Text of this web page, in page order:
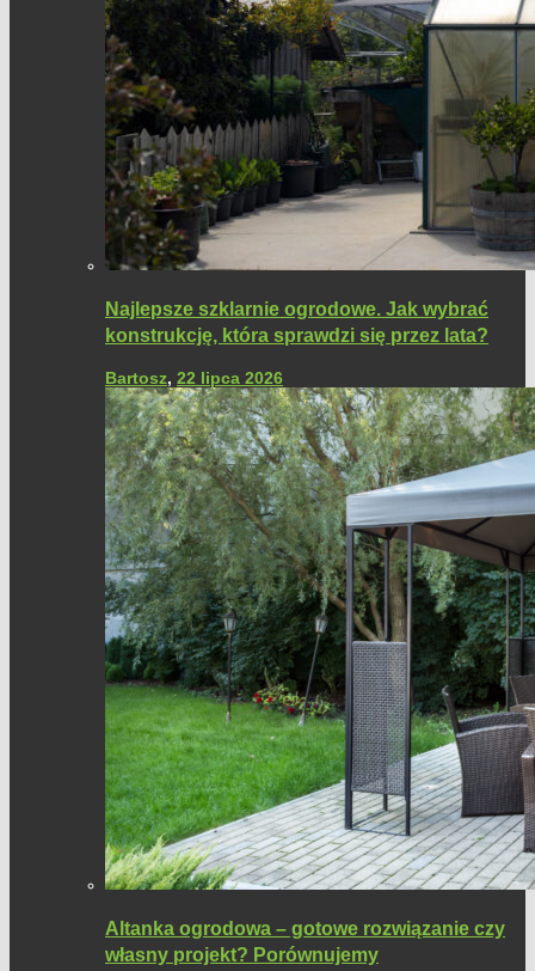
Najlepsze szklarnie ogrodowe. Jak wybrać
konstrukcję, która sprawdzi się przez lata?
Bartosz, 22 lipca 2026
Altanka ogrodowa – gotowe rozwiązanie czy
własny projekt? Porównujemy